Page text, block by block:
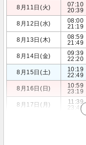
8月11日(火)
07:10
20:39
8月12日(水)
08:00
21:19
8月13日(木)
08:59
21:49
8月14日(金)
09:39
22:20
8月15日(土)
10:19
22:49
8月16日(日)
10:59
23:19
8月17日(月)
11:39
23:40